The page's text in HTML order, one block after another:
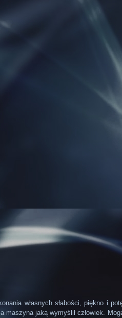
własnych słabości, piękno i
jaką wymyślił człowiek.